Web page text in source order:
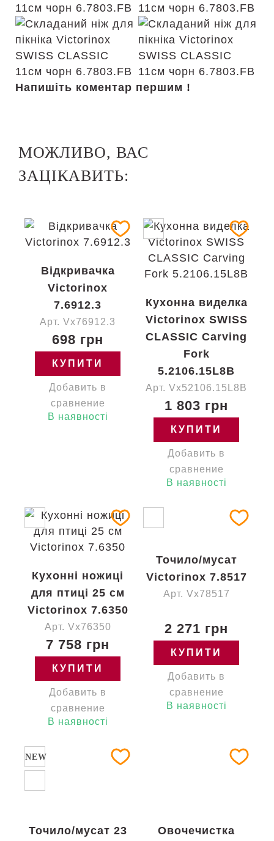
Напишіть коментар першим !
МОЖЛИВО, ВАС
ЗАЦІКАВИТЬ:
Відкривачка
Victorinox
7.6912.3
Арт. Vx76912.3
698 грн
КУПИТИ
Добавить в
сравнение
В наявності
Кухонна виделка
Victorinox SWISS
CLASSIC Carving
Fork
5.2106.15L8B
Арт. Vx52106.15L8B
1 803 грн
КУПИТИ
Добавить в
сравнение
В наявності
Кухонні ножиці
для птиці 25 см
Victorinox 7.6350
Арт. Vx76350
7 758 грн
КУПИТИ
Добавить в
сравнение
В наявності
Точило/мусат
Victorinox 7.8517
Арт. Vx78517
2 271 грн
КУПИТИ
Добавить в
сравнение
В наявності
NEW
Точило/мусат 23
Овочечистка